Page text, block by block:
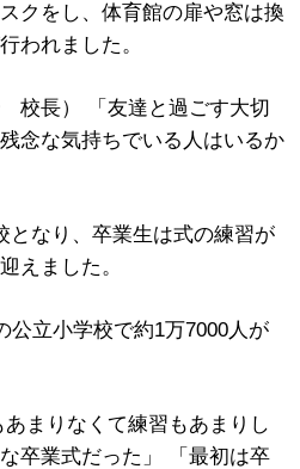
クをし、体育館の扉や窓は換
われました。
校長） 「友達と過ごす大切
念な気持ちでいる人はいるか
なり、卒業生は式の練習が
えました。
立小学校で約1万7000人が
あまりなくて練習もあまりし
卒業式だった」 「最初は卒